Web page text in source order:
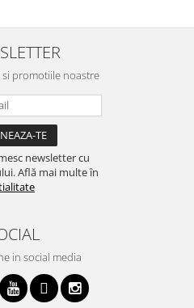
promotiile noastre
newsletter cu
Află mai multe în
in social media